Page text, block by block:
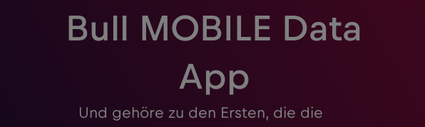
Bull MOBILE Data
App
Und gehöre zu den Ersten, die die